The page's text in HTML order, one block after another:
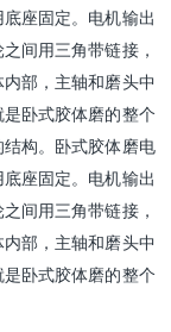
座固定。电机输出
间用三角带链接，
部，主轴和磨头中
卧式胶体磨的整个
构。卧式胶体磨电
座固定。电机输出
间用三角带链接，
部，主轴和磨头中
卧式胶体磨的整个